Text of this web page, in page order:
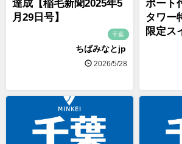
達成【稲毛新聞2025年5
月29日号】
千葉
ちばみなとjp
2026/5/28
ポート
タワー
限定ス